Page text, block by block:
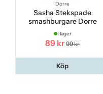
Dorre
Sasha Stekspade
smashburgare Dorre
I lager
89 kr 99 kr
Köp